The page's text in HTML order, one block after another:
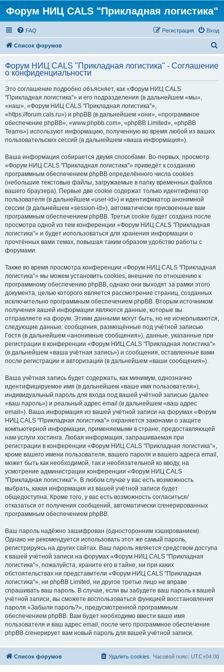
Форум НИЦ CALS "Прикладная логистика"
FAQ Вход
Регистрация
Список форумов
с
Форум НИЦ CALS "Прикладная логистика" - Соглашение
о конфиденциальности
Это соглашение подробно объясняет, как «Форум НИЦ CALS
"Прикладная логистика"» и его подразделения (в дальнейшем «мы»,
«наш», «Форум НИЦ CALS "Прикладная логистика"»,
«https://forum.cals.ru») и phpBB (в дальнейшем «они», «программное
обеспечение phpBB», «www.phpbb.com», «phpBB Limited», «phpBB
Teams») используют информацию, полученную во время любой из ваших
пользовательских сессий (в дальнейшем «ваша информация»).
Ваша информация собирается двумя способами. Во-первых, просмотр
«Форум НИЦ CALS "Прикладная логистика"» приведёт к созданию
программным обеспечением phpBB определённого числа cookies
(небольшие текстовые файлы, загружаемые в папку временных файлов
вашего браузера). Первые две cookie содержат только идентификатор
пользователя (в дальнейшем «user-id») и идентификатор анонимной
сессии (в дальнейшем «session-id»), автоматически присвоенные вам
программным обеспечением phpBB. Третья cookie будет создана после
просмотра одной из тем конференции «Форум НИЦ CALS "Прикладная
логистика"» и будет использоваться для хранения информации о
прочтённых вами темах, повышая таким образом удобство работы с
форумами.
Также во время просмотра конференции «Форум НИЦ CALS "Прикладная
логистика"» мы можем установить cookies, внешние по отношению к
программному обеспечению phpBB, однако они выходят за рамки этого
документа, целью которого является рассмотрение страниц, созданных
исключительно программным обеспечением phpBB. Вторым источником
получения вашей информации являются данные, которые вы
отправляете на форум. Этими данными могут быть, но не исчерпываются,
следующие данные: сообщения, размещённые под учётной записью
Гостя (в дальнейшем «анонимные сообщения»), данные, указанные при
регистрации в конференции «Форум НИЦ CALS "Прикладная логистика"»
(в дальнейшем «ваша учётная запись») и сообщения, оставленные вами
после регистрации и авторизации (в дальнейшем «ваши сообщения»).
Ваша учётная запись будет содержать, как минимум, однозначно
идентифицируемое имя (в дальнейшем «ваше имя пользователя»),
индивидуальный пароль для входа под вашей учётной записью (далее
«ваш пароль») и реальный адрес email (в дальнейшем «ваш адрес
email»). Ваша информация из вашей учётной записи на форумах «Форум
НИЦ CALS "Прикладная логистика"» охраняется законами о защите
компьютерной информации, применяемыми в стране, предоставляющей
нам услуги хостинга. Любая информация, запрашиваемая при
регистрации в конференции «Форум НИЦ CALS "Прикладная логистика"»,
кроме вашего имени пользователя, вашего пароля и вашего адреса email,
может быть как необходимой, так и необязательной ко вводу, на
усмотрение администрации конференции «Форум НИЦ CALS
"Прикладная логистика"». В любом случае у вас есть возможность
выбрать, какая информация из вашей учётной записи будет
общедоступна. Кроме того, у вас есть возможность согласиться/
отказаться от получения сообщений, автоматически сгенерированных
программным обеспечением phpBB.
Ваш пароль надёжно зашифрован (односторонним хэшированием).
Однако не рекомендуется использовать этот же самый пароль,
регистрируясь на других сайтах. Ваш пароль является средством доступа
к вашей учётной записи на форумах «Форум НИЦ CALS "Прикладная
логистика"», пожалуйста, храните его в тайне, ни при каких
обстоятельствах ни представители «Форум НИЦ CALS "Прикладная
логистика"», ни phpBB Limited, ни другое третье лицо не вправе
спрашивать ваш пароль. В случае, если вы забудете ваш пароль к вашей
учётной записи, вы сможете воспользоваться функцией восстановления
пароля «Забыли пароль?», предусмотренной программным
обеспечением phpBB. Вам будет необходимо ввести ваше имя
пользователя и ваш адрес email, после чего программное обеспечение
phpBB сгенерирует вам новый пароль для вашей учётной записи.
Список форумов Часовой пояс: UTC+04:00
Удалить cookies